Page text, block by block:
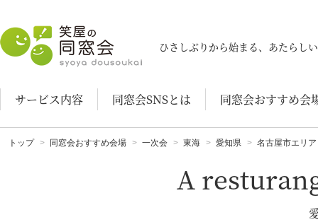
笑屋の同窓会
ひさしぶりから始まる、あたらし
サービス内容 同窓会SNSとは 同窓会おすすめ会
トップ 同窓会おすすめ会場 一次会 東海 愛知県 名古屋市エリア
A